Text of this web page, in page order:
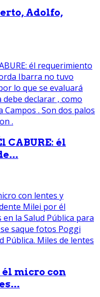
Adolfo,
CABURE: él
micro con